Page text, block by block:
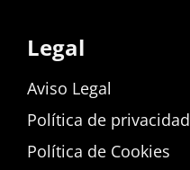
Legal
Aviso Legal
Política de privacidad
Política de Cookies